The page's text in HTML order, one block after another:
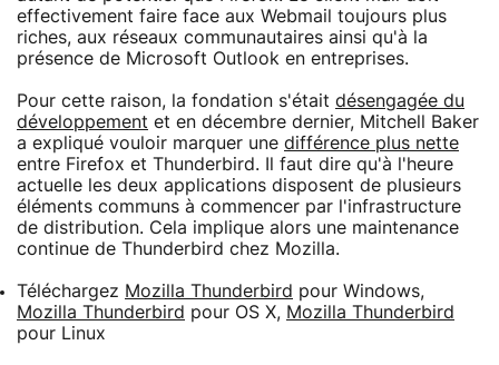
effectivement faire face aux Webmail toujours plus
riches, aux réseaux communautaires ainsi qu'à la
présence de Microsoft Outlook en entreprises.
Pour cette raison, la fondation s'était désengagée du
développement et en décembre dernier, Mitchell Baker
a expliqué vouloir marquer une différence plus nette
entre Firefox et Thunderbird. Il faut dire qu'à l'heure
actuelle les deux applications disposent de plusieurs
éléments communs à commencer par l'infrastructure
de distribution. Cela implique alors une maintenance
continue de Thunderbird chez Mozilla.
Téléchargez Mozilla Thunderbird pour Windows,
Mozilla Thunderbird pour OS X, Mozilla Thunderbird
pour Linux